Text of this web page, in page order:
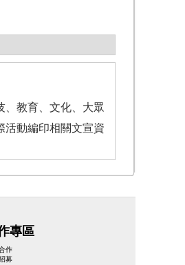
、教育、文化、大眾
活動編印相關文宣資
專區
作
募